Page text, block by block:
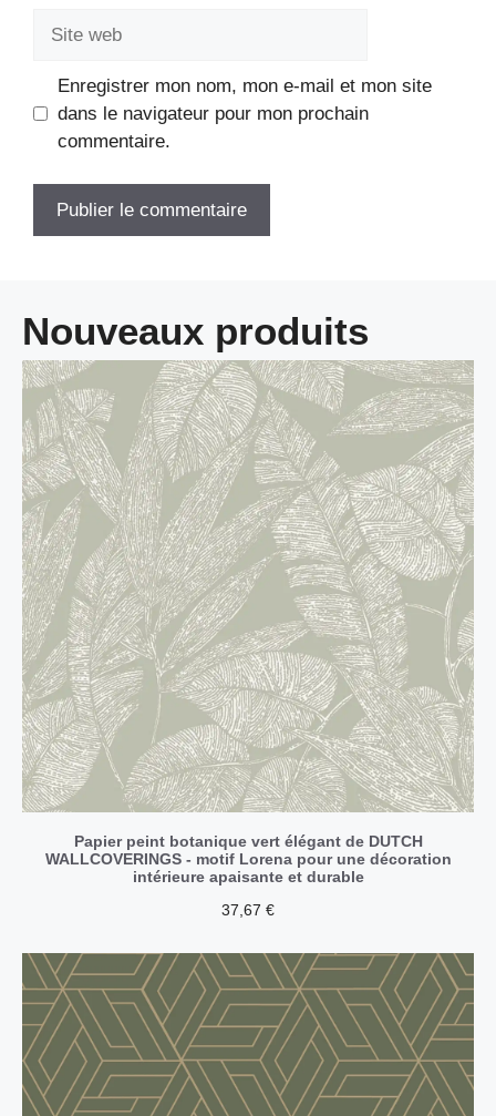
Enregistrer mon nom, mon e-mail et mon site
dans le navigateur pour mon prochain
commentaire.
Nouveaux produits
Papier peint botanique vert élégant de DUTCH
WALLCOVERINGS - motif Lorena pour une décoration
intérieure apaisante et durable
37,67 €